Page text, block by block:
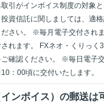
引がインボイス制度の対象
投資信託に関しましては、適
さい。 ※毎月電子交付され
れます。 FXネオ・くりっく
確認ください。 ※毎日電子
：00頃に交付いたします。
ンボイス）の郵送は